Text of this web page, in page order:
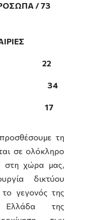
/ 73
22
83 34
17
τη
σε ολόκληρο
στη χώρα μας,
δικτύου
γεγονός της
Ελλάδα της